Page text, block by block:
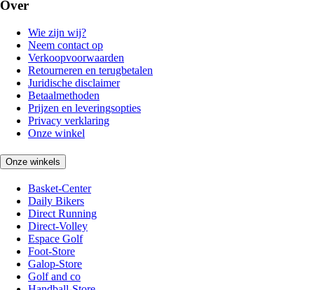
Over
Wie zijn wij?
Neem contact op
Verkoopvoorwaarden
Retourneren en terugbetalen
Juridische disclaimer
Betaalmethoden
Prijzen en leveringsopties
Privacy verklaring
Onze winkel
Onze winkels
Basket-Center
Daily Bikers
Direct Running
Direct-Volley
Espace Golf
Foot-Store
Galop-Store
Golf and co